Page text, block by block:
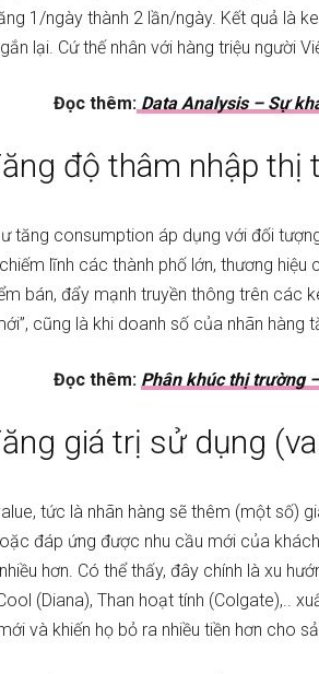
1/ngày thành 2 lần/ngày. Kết quả là
lại. Cứ thế nhân với hàng triệu người
Đọc thêm: Data Analysis – Sự
độ thâm nhập thị
tăng consumption áp dụng với đối
lĩnh các thành phố lớn, thương
bán, đẩy mạnh truyền thông trên các
cũng là khi doanh số của nhãn hàng
Đọc thêm: Phân khúc thị trường
giá trị sử dụng
tức là nhãn hàng sẽ thêm (một số)
đáp ứng được nhu cầu mới của
hơn. Có thể thấy, đây chính là xu
(Diana), Than hoạt tính (Colgate),..
và khiến họ bỏ ra nhiều tiền hơn cho